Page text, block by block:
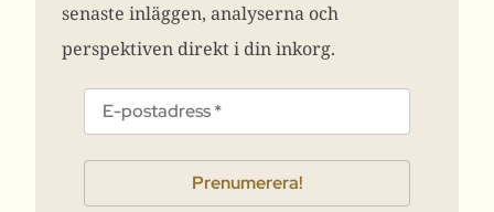
senaste inläggen, analyserna och
perspektiven direkt i din inkorg.